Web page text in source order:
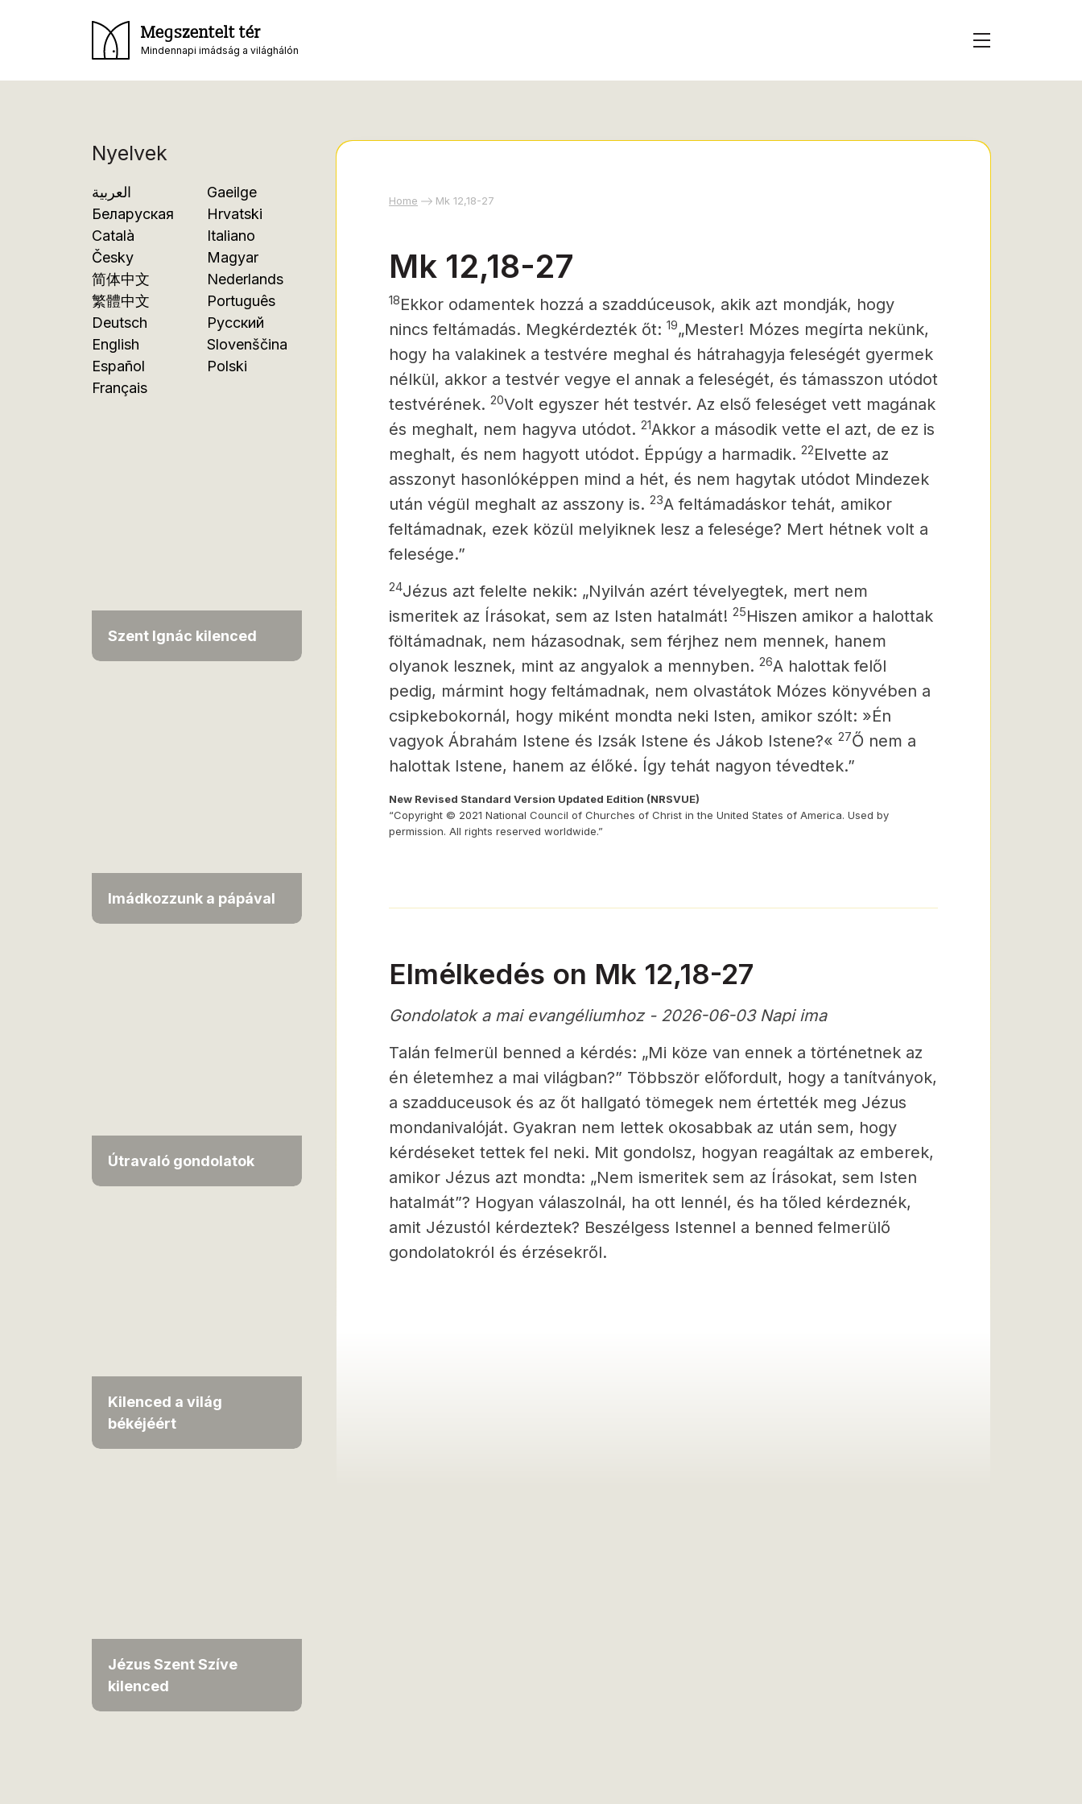
Megszentelt tér
Mindennapi imádság a világhálón
Nyelvek
العربية
Беларуская
Català
Česky
简体中文
繁體中文
Deutsch
English
Español
Français
Gaeilge
Hrvatski
Italiano
Magyar
Nederlands
Português
Русский
Slovenščina
Polski
Szent Ignác kilenced
Imádkozzunk a pápával
Útravaló gondolatok
Kilenced a világ
békéjéért
Jézus Szent Szíve
kilenced
Home Mk 12,18-27
Mk 12,18-27
18Ekkor odamentek hozzá a szaddúceusok, akik azt mondják, hogy
nincs feltámadás. Megkérdezték őt: 19„Mester! Mózes megírta nekünk,
hogy ha valakinek a testvére meghal és hátrahagyja feleségét gyermek
nélkül, akkor a testvér vegye el annak a feleségét, és támasszon utódot
testvérének. 20Volt egyszer hét testvér. Az első feleséget vett magának
és meghalt, nem hagyva utódot. 21Akkor a második vette el azt, de ez is
meghalt, és nem hagyott utódot. Éppúgy a harmadik. 22Elvette az
asszonyt hasonlóképpen mind a hét, és nem hagytak utódot Mindezek
után végül meghalt az asszony is. 23A feltámadáskor tehát, amikor
feltámadnak, ezek közül melyiknek lesz a felesége? Mert hétnek volt a
felesége.”
24Jézus azt felelte nekik: „Nyilván azért tévelyegtek, mert nem
ismeritek az Írásokat, sem az Isten hatalmát! 25Hiszen amikor a halottak
föltámadnak, nem házasodnak, sem férjhez nem mennek, hanem
olyanok lesznek, mint az angyalok a mennyben. 26A halottak felől
pedig, mármint hogy feltámadnak, nem olvastátok Mózes könyvében a
csipkebokornál, hogy miként mondta neki Isten, amikor szólt: »Én
vagyok Ábrahám Istene és Izsák Istene és Jákob Istene?« 27Ő nem a
halottak Istene, hanem az élőké. Így tehát nagyon tévedtek.”
New Revised Standard Version Updated Edition (NRSVUE)
“Copyright © 2021 National Council of Churches of Christ in the United States of America. Used by
permission. All rights reserved worldwide.”
Elmélkedés on Mk 12,18-27
Gondolatok a mai evangéliumhoz - 2026-06-03 Napi ima
Talán felmerül benned a kérdés: „Mi köze van ennek a történetnek az
én életemhez a mai világban?” Többször előfordult, hogy a tanítványok,
a szadduceusok és az őt hallgató tömegek nem értették meg Jézus
mondanivalóját. Gyakran nem lettek okosabbak az után sem, hogy
kérdéseket tettek fel neki. Mit gondolsz, hogyan reagáltak az emberek,
amikor Jézus azt mondta: „Nem ismeritek sem az Írásokat, sem Isten
hatalmát”? Hogyan válaszolnál, ha ott lennél, és ha tőled kérdeznék,
amit Jézustól kérdeztek? Beszélgess Istennel a benned felmerülő
gondolatokról és érzésekről.